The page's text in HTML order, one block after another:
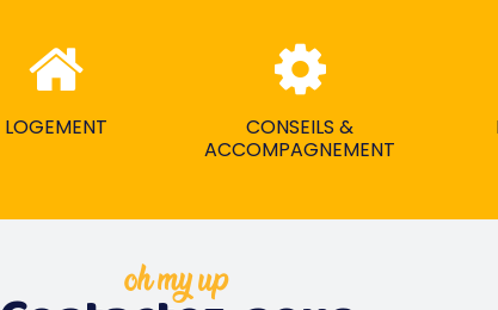
LOGEMENT
CONSEILS &
ACCOMPAGNEMENT
oh my up